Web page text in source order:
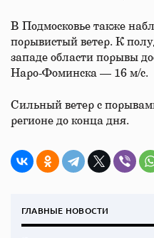
В Подмосковье также
порывистый ветер. К
западе области порывы
Наро-Фоминска — 16 м/с.
Сильный ветер с
регионе до конца дня.
ГЛАВНЫЕ НОВОСТИ